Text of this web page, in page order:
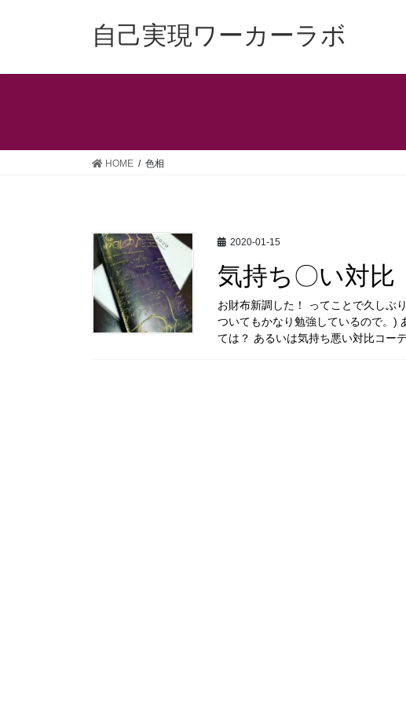
自己実現ワーカーラボ
HOME 色相
2020-01-15
気持ち〇い対比
お財布新調した！ ってことで久しぶ
ついてもかなり勉強しているので。)
ては？ あるいは気持ち悪い対比コー